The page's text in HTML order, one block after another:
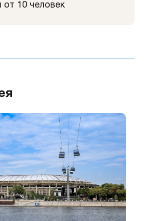
от 10 человек